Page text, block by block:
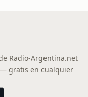
Radio-Argentina.net
gratis en cualquier